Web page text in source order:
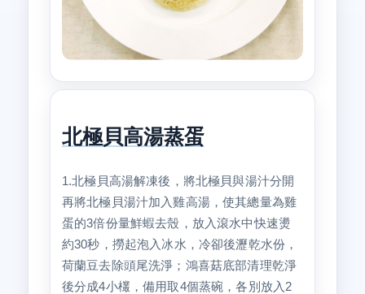
北極貝高湯蒸蛋
1.北極貝高湯解凍後，將北極貝與湯汁分開
再將北極貝湯汁加入雞高湯，使其總量為雞
蛋的3倍份量鮮蝦去殼，放入滾水中快速燙
約30秒，撈起泡入冰水，冷卻後瀝乾水份，
荷蘭豆去除頭尾洗淨；鴻喜菇底部清理乾淨
後分成4小欉，備用取4個蒸碗，各別放入2